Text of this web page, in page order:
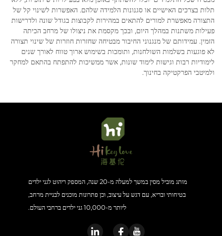
תלות בצרכים האישיים או סגנונות הלמידה שלהם. האפשרות לשינוי קל של
התצורה מאפשרת למורים להתאים במהירות לקבוצות בגודל שונה ולדרישות
פעילות משתנות במהלך היום, ובכך מקסמת את ניצולו של מרחב הכיתה
הזמין. עמידותם של מנגנוני החיבור מבטיחה שחזרות חוזרות של שינוי תצורה
לא פוגעות בשלמות השולחנות, ותומכות בשימוש ארוך טווח לאורך שנים
לימודיות רבות וגישות לימוד שונות, אשר ממשיכות להתפתח בהתאם למחקר
ולמיטבי הפרקטיקה בחינוך.
מותג מוביל מסין במשך למעלה מ-20 שנה, המספק ריהוט לגני ילדים
בטיחותי ובריא, עם דגש על עיצוב, וכן פתרונות מוכנים לבניית מרחב,
ליותר מ-10,000 גני ילדים ברחבי העולם.